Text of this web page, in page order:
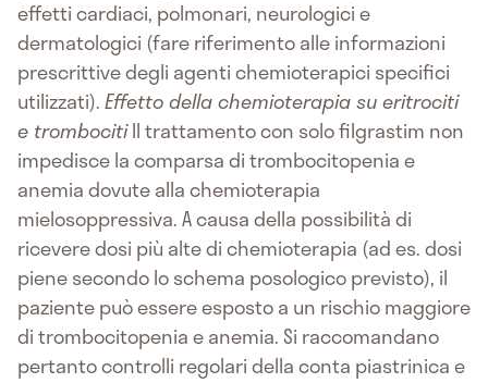
effetti cardiaci, polmonari, neurologici e
dermatologici (fare riferimento alle informazioni
prescrittive degli agenti chemioterapici specifici
utilizzati).Effetto della chemioterapia su eritrociti
e trombocitiIl trattamento con solo filgrastim non
impedisce la comparsa di trombocitopenia e
anemia dovute alla chemioterapia
mielosoppressiva. A causa della possibilità di
ricevere dosi più alte di chemioterapia (ad es. dosi
piene secondo lo schema posologico previsto), il
paziente può essere esposto a un rischio maggiore
di trombocitopenia e anemia. Si raccomandano
pertanto controlli regolari della conta piastrinica e